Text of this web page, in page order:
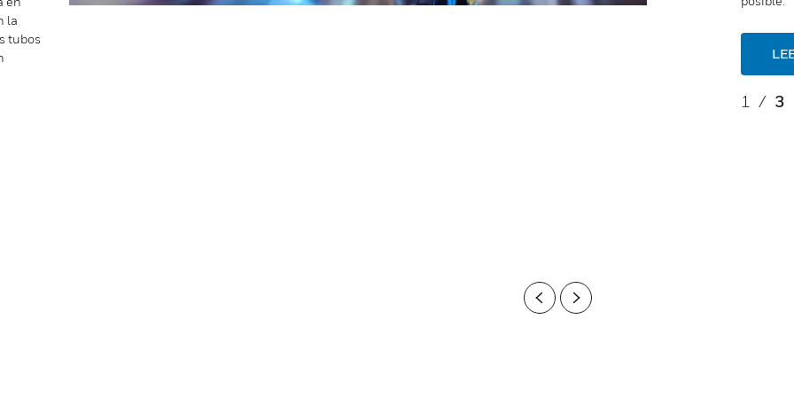
la
tubos
1 / 3